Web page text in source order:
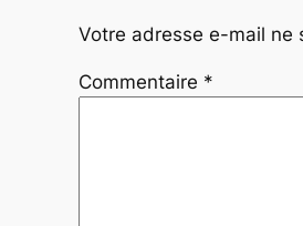
Votre adresse e-mail ne
Commentaire *